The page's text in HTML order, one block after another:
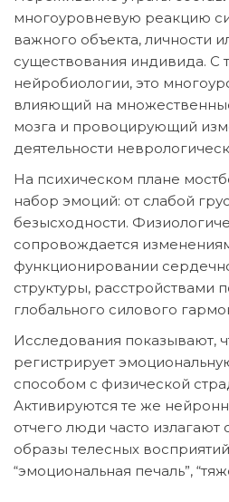
многоуровневую реакцию
важного объекта, личности
существования индивида. С
нейробиологии, это
влияющий на
мозга и провоцирующий
деятельности
На психическом плане
набор эмоций: от слабой
безысходности.
сопровождается
функционировании
структуры, расстройствами
глобального силового
Исследования показывают,
регистрирует
способом с физической
Активируются те же
отчего люди часто излагают
образы телесных
“эмоциональная печаль”,